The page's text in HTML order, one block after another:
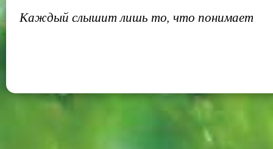
Каждый слышит лишь то, что понимает